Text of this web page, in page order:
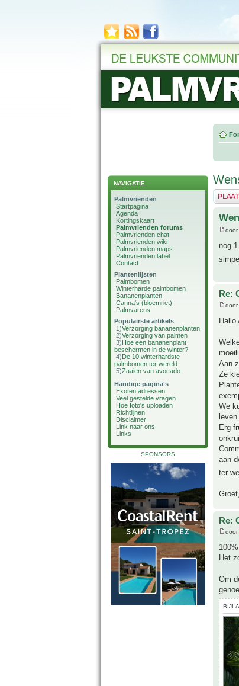
NAVIGATIE
Palmvrienden
Startpagina
Agenda
Kortingskaart
Palmvrienden forums
Palmvrienden chat
Palmvrienden wiki
Palmvrienden maps
Palmvrienden label
Contact
Plantenlijsten
Palmbomen
Winterharde palmbomen
Bananenplanten
Canna's (bloemriet)
Palmvarens
Populairste artikels
1)Verzorging bananenplanten
2)Verzorging van palmen
3)Hoe een bananenplant
beschermen in de winter?
4)De 10 winterhardste
palmbomen ter wereld
5)Zaaien van avocado
Handige pagina's
Exoten adressen
Veel gestelde vragen
Hoe foto's uploaden
Richtlijnen
Disclaimer
Link naar ons
Links
SPONSORS
Plaats
door
nog
Re:
door
Hallo
Aan
Ze
We
leven
Erg
aan
ter
Re:
door
Het
Om